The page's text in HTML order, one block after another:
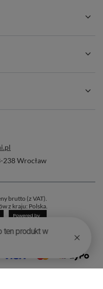
238Wrocław
brutto (z VAT).
z kraju: Polska.